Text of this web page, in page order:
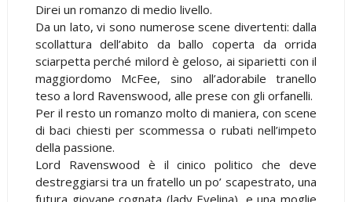
Direi un romanzo di medio livello.
Da un lato, vi sono numerose scene divertenti: dalla
scollattura dell’abito da ballo coperta da orrida
sciarpetta perché milord è geloso, ai siparietti con il
maggiordomo McFee, sino all’adorabile tranello
teso a lord Ravenswood, alle prese con gli orfanelli.
Per il resto un romanzo molto di maniera, con scene
di baci chiesti per scommessa o rubati nell’impeto
della passione.
Lord Ravenswood è il cinico politico che deve
destreggiarsi tra un fratello un po’ scapestrato, una
futura giovane cognata (lady Evelina), e una moglie